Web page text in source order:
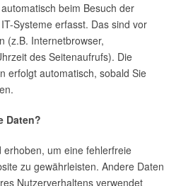
beim Besuch der
Systeme erfasst. Das sind vor
(z.B. Internetbrowser,
des Seitenaufrufs). Die
erfolgt automatisch, sobald Sie
Daten?
erhoben, um eine fehlerfreie
zu gewährleisten. Andere Daten
Nutzerverhaltens verwendet